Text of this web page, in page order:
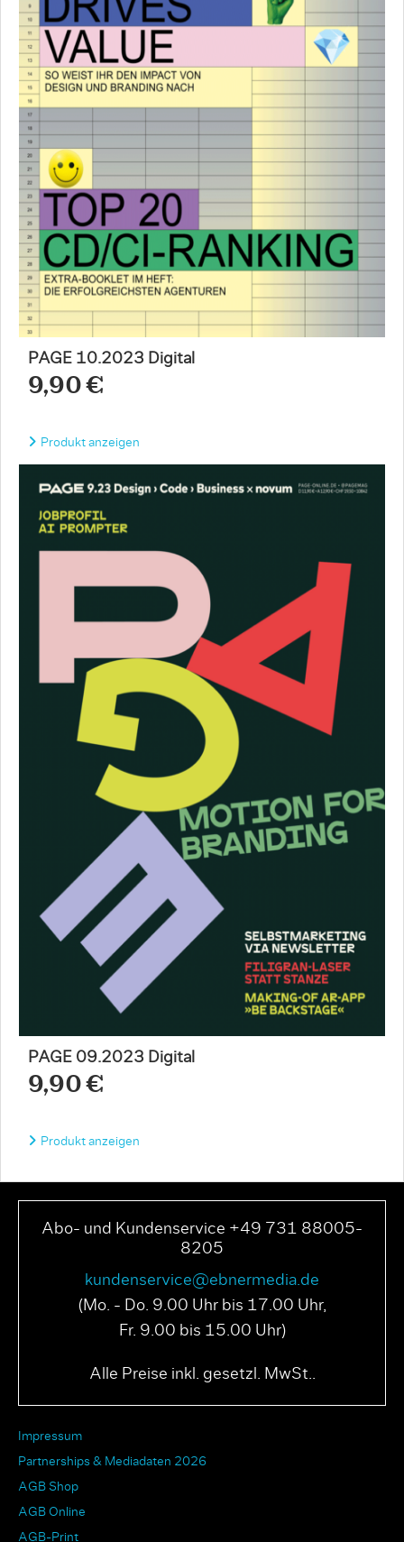
PAGE 10.2023 Digital
9,90 €
Produkt anzeigen
PAGE 09.2023 Digital
9,90 €
Produkt anzeigen
Abo- und Kundenservice +49 731 88005-
8205
kundenservice@ebnermedia.de
(Mo. - Do. 9.00 Uhr bis 17.00 Uhr,
Fr. 9.00 bis 15.00 Uhr)
Alle Preise inkl. gesetzl. MwSt..
Impressum
Partnerships & Mediadaten 2026
AGB Shop
AGB Online
AGB-Print